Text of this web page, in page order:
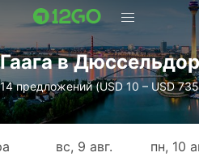
Гаага в
14 предложений (USD 10 – USD
вс, 9 авг. пн, 10